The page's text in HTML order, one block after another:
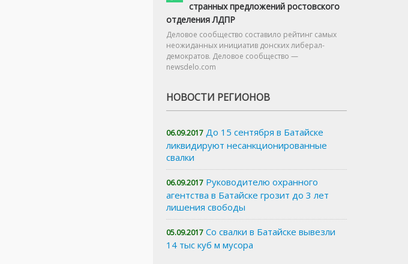
странных предложений ростовского
отделения ЛДПР
Деловое сообщество составило рейтинг самых
неожиданных инициатив донских либерал-
демократов. Деловое сообщество —
newsdelo.com
НОВОСТИ РЕГИОНОВ
06.09.2017 До 15 сентября в Батайске
ликвидируют несанкционированные
свалки
06.09.2017 Руководителю охранного
агентства в Батайске грозит до 3 лет
лишения свободы
05.09.2017 Со свалки в Батайске вывезли
14 тыс куб м мусора